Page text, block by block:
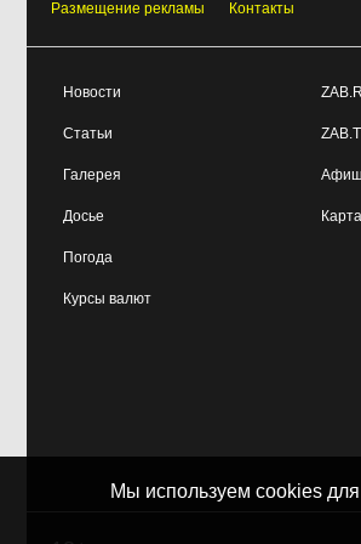
08:10, 6 августа Прокуратура
проверку из-за раскопок ТГК-14
Забайкалье — в списке
выплат
Размещение рекламы Контакты
Новости
Статьи
Галерея
Досье
Погода
Курсы валют
Мы используем cookies